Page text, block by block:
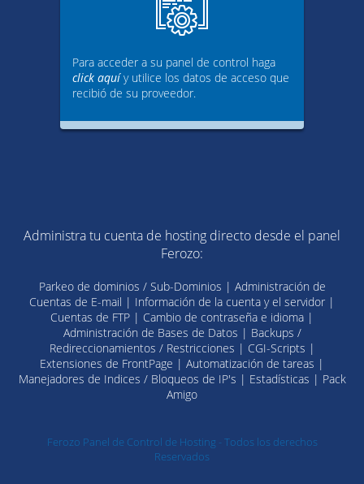
Para acceder a su panel de control haga
click aquíy utilice los datos de acceso que
recibió de su proveedor.
Administra tu cuenta de hosting directo desde el panel
Ferozo:
Parkeo de dominios / Sub-Dominios | Administración de
Cuentas de E-mail | Información de la cuenta y el servidor |
Cuentas de FTP | Cambio de contraseña e idioma |
Administración de Bases de Datos | Backups /
Redireccionamientos / Restricciones | CGI-Scripts |
Extensiones de FrontPage | Automatización de tareas |
Manejadores de Indices / Bloqueos de IP's | Estadísticas | Pack
Amigo
Ferozo Panel de Control de Hosting - Todos los derechos
Reservados